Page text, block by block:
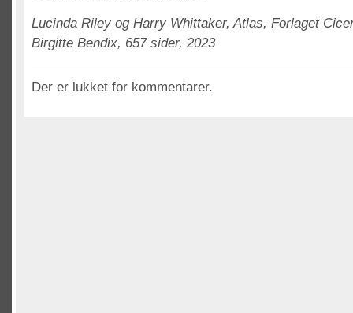
Lucinda Riley og Harry Whittaker, Atlas, Forlaget
Birgitte Bendix, 657 sider, 2023
Der er lukket for kommentarer.